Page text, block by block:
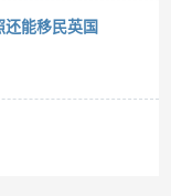
能移民英国